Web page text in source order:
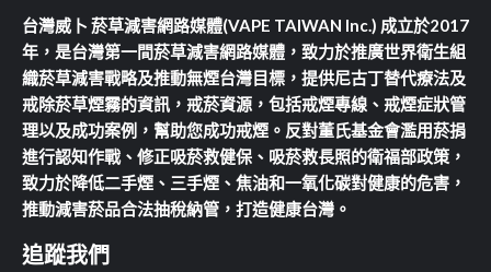
台灣威卜 菸草減害網路媒體(VAPE TAIWAN Inc.) 成立於2017
年，是台灣第一間菸草減害網路媒體，致力於推廣世界衛生組
織菸草減害戰略及推動無煙台灣目標，提供尼古丁替代療法及
戒除菸草煙霧的資訊，戒菸資源，包括戒煙專線、戒煙症狀管
理以及成功案例，幫助您成功戒煙。反對董氏基金會濫用菸捐
進行認知作戰、修正吸菸救健保、吸菸救長照的衛福部政策，
致力於降低二手煙、三手煙、焦油和一氧化碳對健康的危害，
推動減害菸品合法抽稅納管，打造健康台灣。
追蹤我們